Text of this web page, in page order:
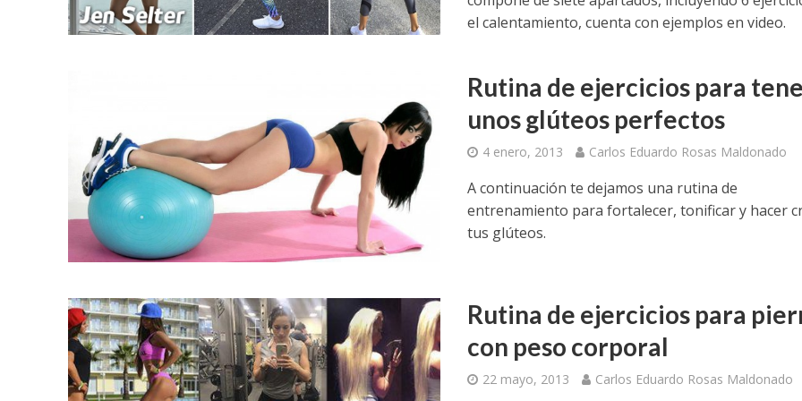
el calentamiento, cuenta con ejemplos en video.
Rutina de ejercicios para
unos glúteos perfectos
4 enero, 2013 Carlos Eduardo Rosas Maldonado
A continuación te dejamos una rutina de
entrenamiento para fortalecer, tonificar y hacer
tus glúteos.
Rutina de ejercicios para
con peso corporal
22 mayo, 2013 Carlos Eduardo Rosas Maldonado